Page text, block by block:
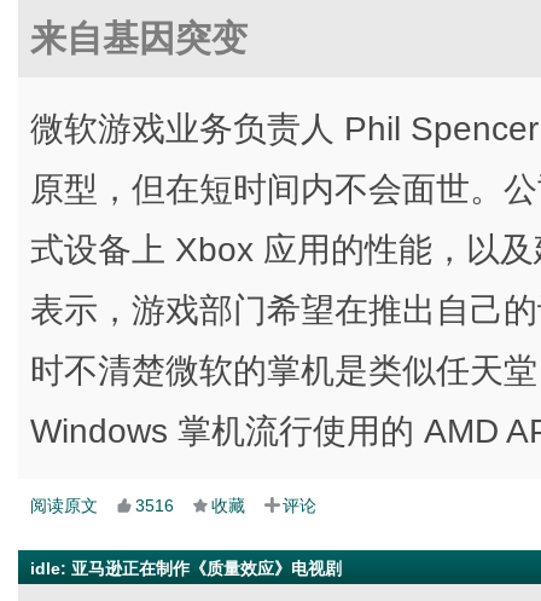
来自基因突变
微软游戏业务负责人 Phil
原型，但在短时间内不会面世。
式设备上 Xbox 应用的性能，以
表示，游戏部门希望在推出自己
时不清楚微软的掌机是类似任天
Windows 掌机流行使用的 AMD
阅读原文 3516 收藏 评论
idle: 亚马逊正在制作《质量效应》电视剧